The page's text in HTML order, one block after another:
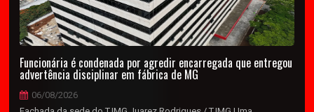
Funcionária é condenada por agredir encarregada que entregou
advertência disciplinar em fábrica de MG
06/08/2026